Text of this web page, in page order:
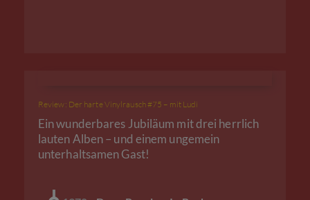
Review: Der harte Vinylrausch #75 – mit Ludi
Ein wunderbares Jubiläum mit drei herrlich
lauten Alben – und einem ungemein
unterhaltsamen Gast!